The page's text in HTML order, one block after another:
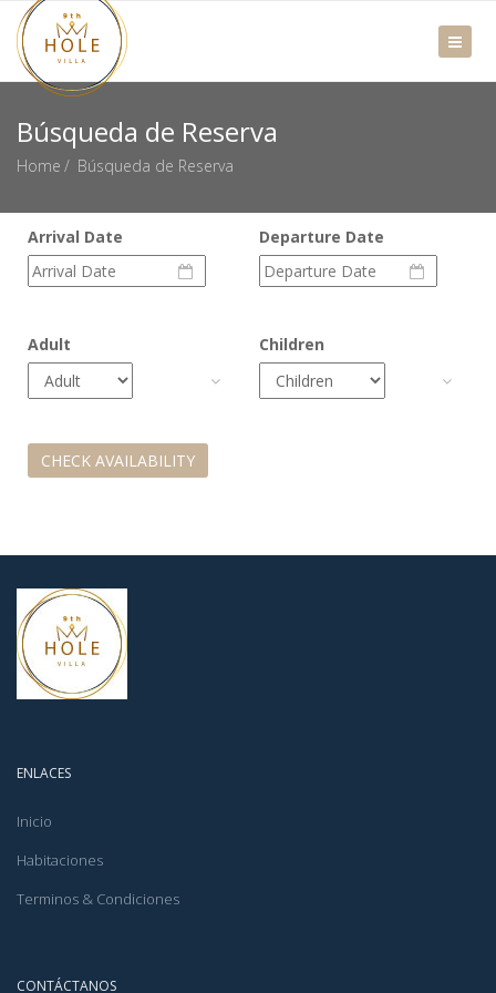
Búsqueda de Reserva
Home Búsqueda de Reserva
Arrival Date Departure Date
Adult Children
CHECK AVAILABILITY
ENLACES
Inicio
Habitaciones
Terminos & Condiciones
CONTÁCTANOS